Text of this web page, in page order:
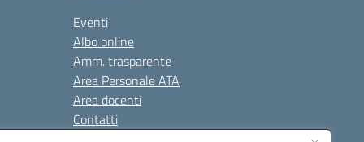
Eventi
Albo online
Amm. trasparente
Area Personale ATA
Area docenti
Contatti